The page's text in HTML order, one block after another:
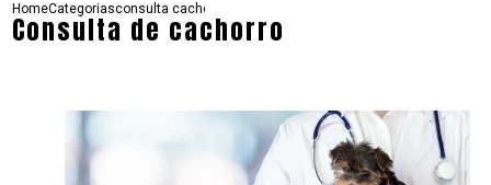
HomeCategoriasconsulta cachorro
Consulta de cachorro